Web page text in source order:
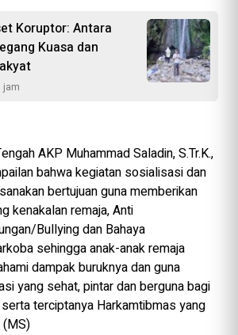
Koruptor: Antara
Kuasa dan
jam
AKP Muhammad Saladin, S.Tr.K.,
bahwa kegiatan sosialisasi dan
bertujuan guna memberikan
kenakalan remaja, Anti
Bullying dan Bahaya
sehingga anak-anak remaja
dampak buruknya dan guna
yang sehat, pintar dan berguna bagi
terciptanya Harkamtibmas yang
(MS)